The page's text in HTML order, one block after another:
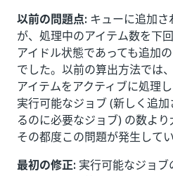
以前の問題点: キューに追加
が、処理中のアイテム数を下
アイドル状態であっても追加
でした。以前の算出方法では
アイテムをアクティブに処理
実行可能なジョブ (新しく追
るのに必要なジョブ) の数より
その都度この問題が発生してい
最初の修正: 実行可能なジョ